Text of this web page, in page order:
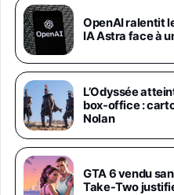
Galaxy S26 Ultra
1019€1399€Fnac
Galaxy S26 Ultra
892€1199€Fnac
Philips
Répartiteur Audio
24,94€ 29,96€Fnac
OpenAI ralentit
IA Astra face à
L’Odyssée
box-office :
Nolan
GTA 6 vendu
Take-Two